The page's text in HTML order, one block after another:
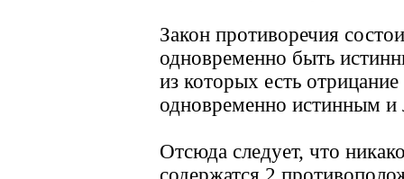
Закон противоречия
одновременно быть
из которых есть
одновременно истинным
Отсюда следует, что